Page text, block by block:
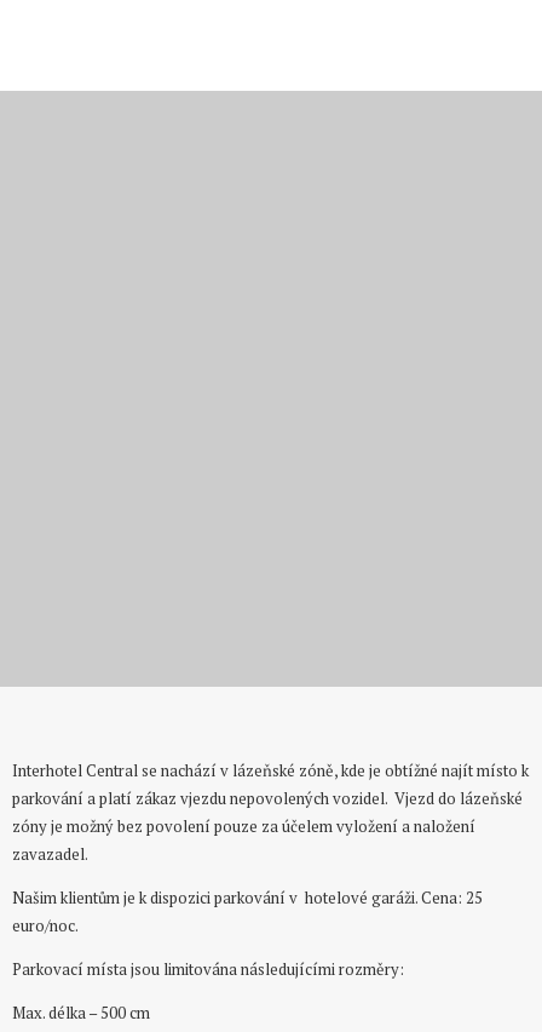
Interhotel Central se nachází v lázeňské zóně, kde je obtížné najít místo k
parkování a platí zákaz vjezdu nepovolených vozidel. Vjezd do lázeňské
zóny je možný bez povolení pouze za účelem vyložení a naložení
zavazadel.
Našim klientům je k dispozici parkování v hotelové garáži. Cena: 25
euro/noc.
Parkovací místa jsou limitována následujícími rozměry:
Max. délka – 500 cm